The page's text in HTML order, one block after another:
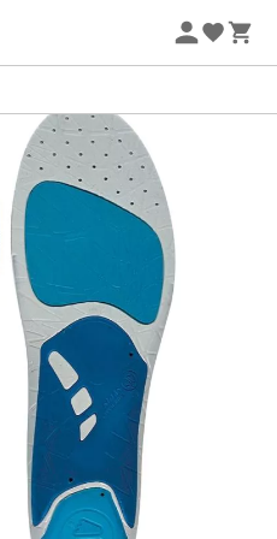
nákupu 2 produktů* s kódem
Sense Midjsou navrženy